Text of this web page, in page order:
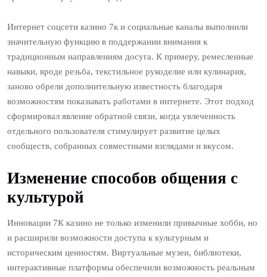
Интернет соцсети казино 7к и социальные каналы выполнили
значительную функцию в поддержании внимания к
традиционным направлениям досуга. К примеру, ремесленные
навыки, вроде резьба, текстильное рукоделие или кулинария,
заново обрели дополнительную известность благодаря
возможностям показывать работами в интернете. Этот подход
сформировал явление обратной связи, когда увлеченность
отдельного пользователя стимулирует развитие целых
сообществ, собранных совместными взглядами и вкусом.
Изменение способов общения с
культурой
Инновации 7К казино не только изменили привычные хобби, но
и расширили возможности доступа к культурным и
историческим ценностям. Виртуальные музеи, библиотеки,
интерактивные платформы обеспечили возможность реальным